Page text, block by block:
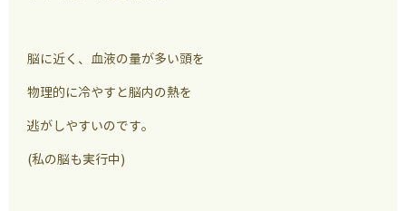
脳に近く、血液の量が多い頭を
物理的に冷やすと脳内の熱を
逃がしやすいのです。
(私の脳も実行中)